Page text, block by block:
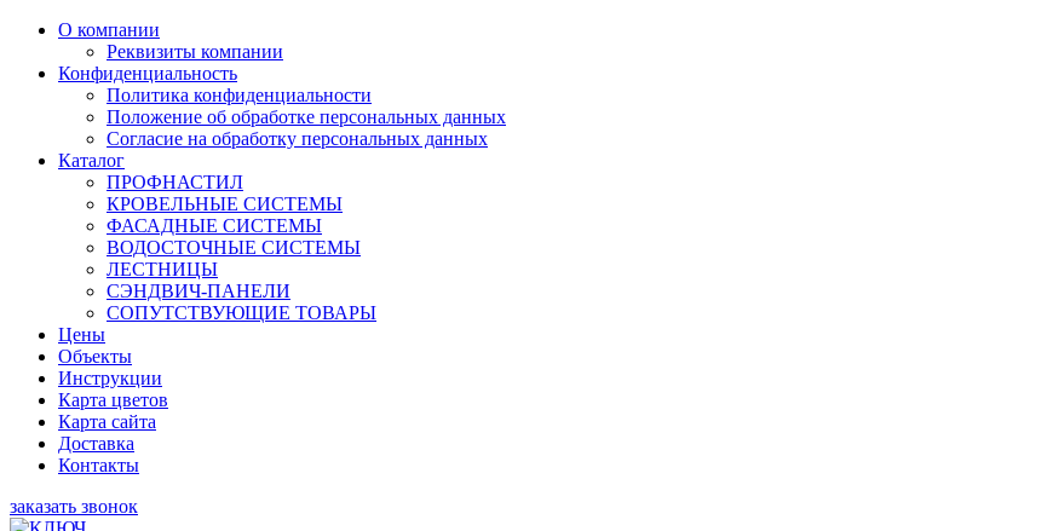
О компании
Реквизиты компании
Конфиденциальность
Политика конфиденциальности
Положение об обработке персональных данных
Согласие на обработку персональных данных
Каталог
ПРОФНАСТИЛ
КРОВЕЛЬНЫЕ СИСТЕМЫ
ФАСАДНЫЕ СИСТЕМЫ
ВОДОСТОЧНЫЕ СИСТЕМЫ
ЛЕСТНИЦЫ
СЭНДВИЧ-ПАНЕЛИ
СОПУТСТВУЮЩИЕ ТОВАРЫ
Цены
Объекты
Инструкции
Карта цветов
Карта сайта
Доставка
Контакты
заказать звонок